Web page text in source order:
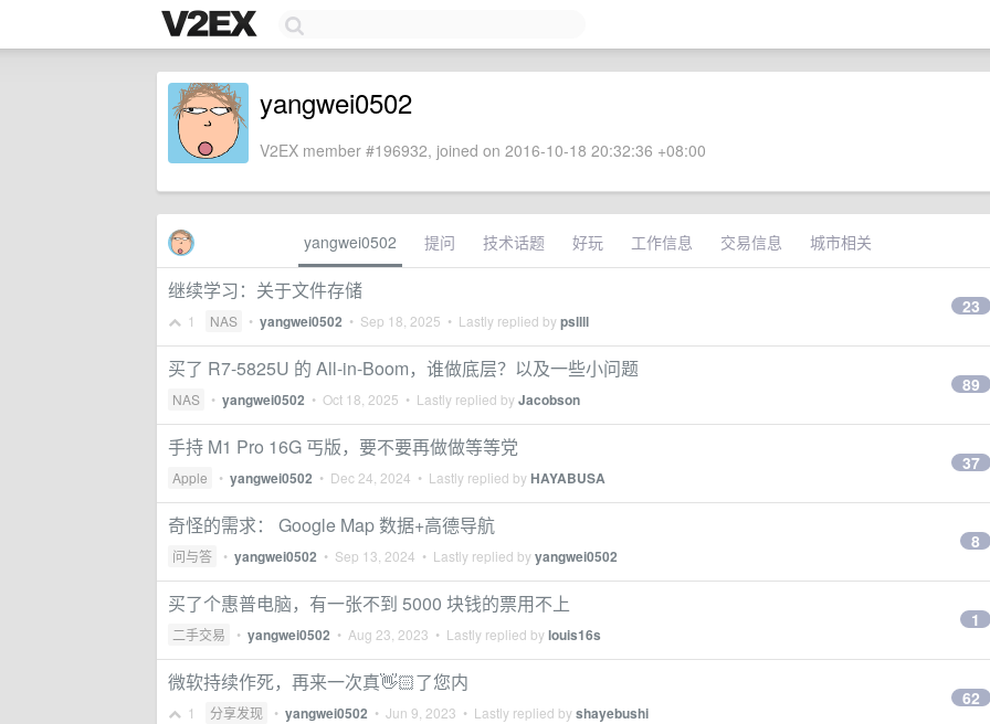
yangwei0502
V2EX member #196932, joined on 2016-10-18 20:32:36 +08:00
yangwei0502 提问 技术话题 好玩 工作信息 交易信息 城市相关
继续学习：关于文件存储
1 NAS • yangwei0502 • Sep 18, 2025 • Lastly replied bypsllll
23
买了 R7-5825U 的 All-in-Boom，谁做底层？以及一些小问题
NAS • yangwei0502 • Oct 18, 2025 • Lastly replied byJacobson
89
手持 M1 Pro 16G 丐版，要不要再做做等等党
Apple • yangwei0502 • Dec 24, 2024 • Lastly replied byHAYABUSA
37
奇怪的需求： Google Map 数据+高德导航
问与答 • yangwei0502 • Sep 13, 2024 • Lastly replied byyangwei0502
8
买了个惠普电脑，有一张不到 5000 块钱的票用不上
二手交易 • yangwei0502 • Aug 23, 2023 • Lastly replied bylouis16s
1
微软持续作死，再来一次真👋🏻了您内
1 分享发现 • yangwei0502 • Jun 9, 2023 • Lastly replied byshayebushi
62